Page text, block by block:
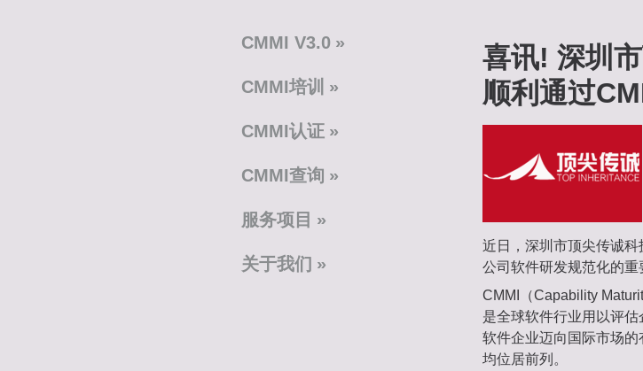
CMMI V3.0
CMMI培训
CMMI认证
CMMI查询
服务项目
关于我们
喜讯! 深圳
顺利通过
近日，深圳市顶尖传诚
公司软件研发规范化的重
CMMI（Capability
是全球软件行业用以评
软件企业迈向国际市场
均位居前列。